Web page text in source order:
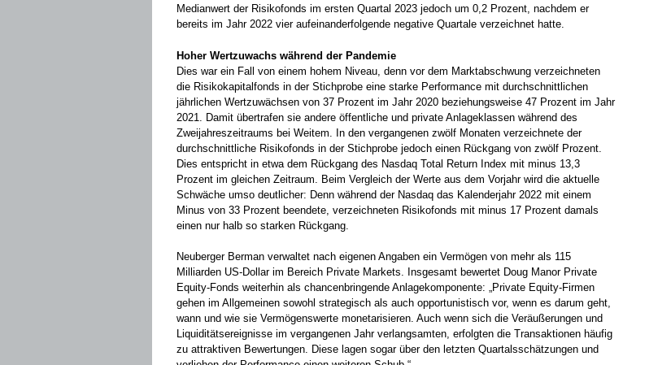
Medianwert der Risikofonds im ersten Quartal 2023 jedoch um 0,2 Prozent, nachdem er
bereits im Jahr 2022 vier aufeinanderfolgende negative Quartale verzeichnet hatte.
Hoher Wertzuwachs während der Pandemie
Dies war ein Fall von einem hohem Niveau, denn vor dem Marktabschwung verzeichneten
die Risikokapitalfonds in der Stichprobe eine starke Performance mit durchschnittlichen
jährlichen Wertzuwächsen von 37 Prozent im Jahr 2020 beziehungsweise 47 Prozent im Jahr
2021. Damit übertrafen sie andere öffentliche und private Anlageklassen während des
Zweijahreszeitraums bei Weitem. In den vergangenen zwölf Monaten verzeichnete der
durchschnittliche Risikofonds in der Stichprobe jedoch einen Rückgang von zwölf Prozent.
Dies entspricht in etwa dem Rückgang des Nasdaq Total Return Index mit minus 13,3
Prozent im gleichen Zeitraum. Beim Vergleich der Werte aus dem Vorjahr wird die aktuelle
Schwäche umso deutlicher: Denn während der Nasdaq das Kalenderjahr 2022 mit einem
Minus von 33 Prozent beendete, verzeichneten Risikofonds mit minus 17 Prozent damals
einen nur halb so starken Rückgang.
Neuberger Berman verwaltet nach eigenen Angaben ein Vermögen von mehr als 115
Milliarden US-Dollar im Bereich Private Markets. Insgesamt bewertet Doug Manor Private
Equity-Fonds weiterhin als chancenbringende Anlagekomponente: „Private Equity-Firmen
gehen im Allgemeinen sowohl strategisch als auch opportunistisch vor, wenn es darum geht,
wann und wie sie Vermögenswerte monetarisieren. Auch wenn sich die Veräußerungen und
Liquiditätsereignisse im vergangenen Jahr verlangsamten, erfolgten die Transaktionen häufig
zu attraktiven Bewertungen. Diese lagen sogar über den letzten Quartalsschätzungen und